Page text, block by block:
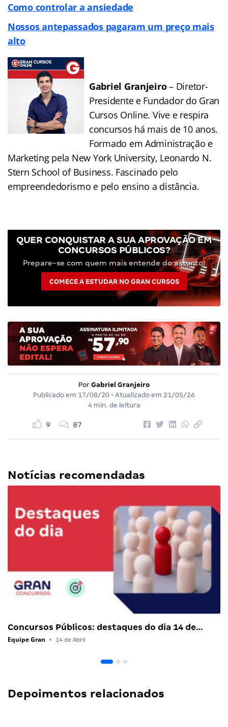
Como controlar a ansiedade
Nossos antepassados pagaram um preço mais
alto
Gabriel Granjeiro– Diretor-
Presidente e Fundador do Gran
Cursos Online. Vive e respira
concursos há mais de 10 anos.
Formado em Administração e
Marketing pela New York University, Leonardo N.
Stern School of Business. Fascinado pelo
empreendedorismo e pelo ensino a distância.
QUER CONQUISTAR A SUA APROVAÇÃO EM
CONCURSOS PÚBLICOS?
Prepare-se com quem mais entende do assunto!
COMECE A ESTUDAR NO GRAN CURSOS
Por Gabriel Granjeiro
Publicado em 17/08/20 • Atualizado em 21/05/26
4 min. de leitura
9 87
Notícias recomendadas
Concursos Públicos: destaques do dia 14 de…
Equipe Gran • 14 de Abril
Depoimentos relacionados